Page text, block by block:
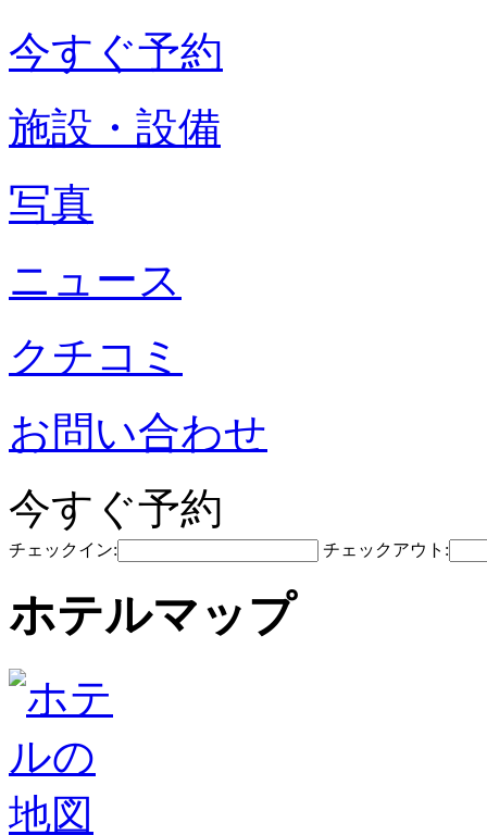
今すぐ予約
施設・設備
写真
ニュース
クチコミ
お問い合わせ
今すぐ予約
チェックイン: チェックアウト:
ホテルマップ